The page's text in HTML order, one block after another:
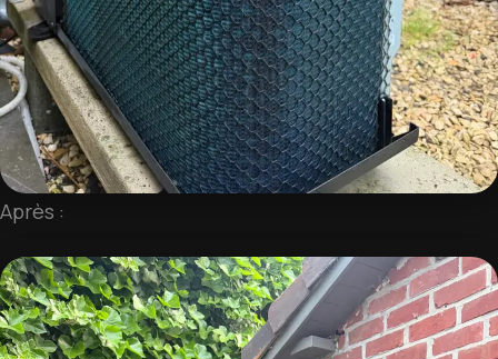
Après :